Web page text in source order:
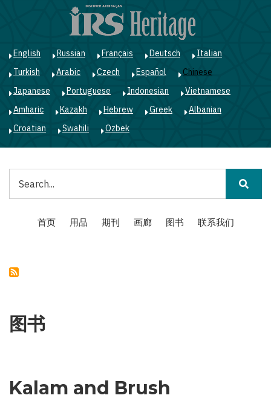
English Russian Français Deutsch
Italian
Turkish
Arabic Czech Español
Chinese
Japanese
Portuguese Indonesian
Vietnamese
Amharic
Kazakh Hebrew Greek
Albanian
Croatian
Swahili Ozbek
navigation
首页 用品 期刊 画廊 图书 联系我们
图书
Kalam and Brush